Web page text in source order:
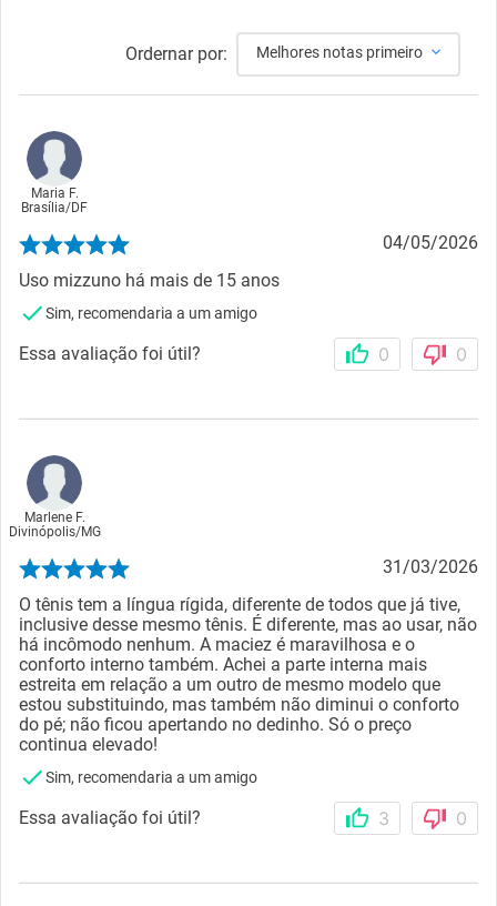
Ordernar por: Melhores notas primeiro
Maria F.
Brasília/DF
04/05/2026
Uso mizzuno há mais de 15 anos
Sim, recomendaria a um amigo
Essa avaliação foi útil? 0 0
Marlene F.
Divinópolis/MG
31/03/2026
O tênis tem a língua rígida, diferente de todos que já tive,
inclusive desse mesmo tênis. É diferente, mas ao usar, não
há incômodo nenhum. A maciez é maravilhosa e o
conforto interno também. Achei a parte interna mais
estreita em relação a um outro de mesmo modelo que
estou substituindo, mas também não diminui o conforto
do pé; não ficou apertando no dedinho. Só o preço
continua elevado!
Sim, recomendaria a um amigo
Essa avaliação foi útil? 3 0